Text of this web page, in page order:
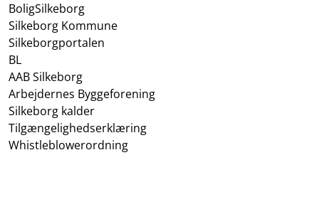
BoligSilkeborg
Silkeborg Kommune
Silkeborgportalen
BL
AAB Silkeborg
Arbejdernes Byggeforening
Silkeborg kalder
Tilgængelighedserklæring
Whistleblowerordning